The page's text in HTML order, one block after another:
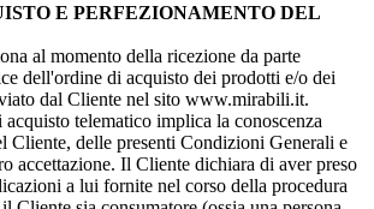
E PERFEZIONAMENTO DEL
al momento della ricezione da parte
dell'ordine di acquisto dei prodotti e/o dei
dal Cliente nel sito www.mirabili.it.
telematico implica la conoscenza
Cliente, delle presenti Condizioni Generali e
accettazione. Il Cliente dichiara di aver preso
a lui fornite nel corso della procedura